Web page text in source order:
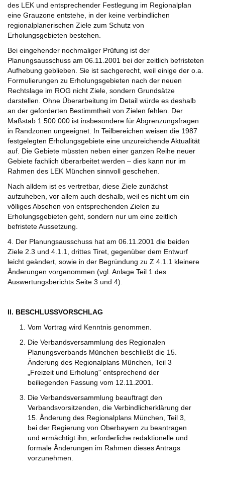
des LEK und entsprechender Festlegung im Regionalplan
eine Grauzone entstehe, in der keine verbindlichen
regionalplanerischen Ziele zum Schutz von
Erholungsgebieten bestehen.
Bei eingehender nochmaliger Prüfung ist der
Planungsausschuss am 06.11.2001 bei der zeitlich befristeten
Aufhebung geblieben. Sie ist sachgerecht, weil einige der o.a.
Formulierungen zu Erholungsgebieten nach der neuen
Rechtslage im ROG nicht Ziele, sondern Grundsätze
darstellen. Ohne Überarbeitung im Detail würde es deshalb
an der geforderten Bestimmtheit von Zielen fehlen. Der
Maßstab 1:500.000 ist insbesondere für Abgrenzungsfragen
in Randzonen ungeeignet. In Teilbereichen weisen die 1987
festgelegten Erholungsgebiete eine unzureichende Aktualität
auf. Die Gebiete müssten neben einer ganzen Reihe neuer
Gebiete fachlich überarbeitet werden – dies kann nur im
Rahmen des LEK München sinnvoll geschehen.
Nach alldem ist es vertretbar, diese Ziele zunächst
aufzuheben, vor allem auch deshalb, weil es nicht um ein
völliges Absehen von entsprechenden Zielen zu
Erholungsgebieten geht, sondern nur um eine zeitlich
befristete Aussetzung.
4. Der Planungsausschuss hat am 06.11.2001 die beiden
Ziele 2.3 und 4.1.1, drittes Tiret, gegenüber dem Entwurf
leicht geändert, sowie in der Begründung zu Z 4.1.1 kleinere
Änderungen vorgenommen (vgl. Anlage Teil 1 des
Auswertungsberichts Seite 3 und 4).
II. BESCHLUSSVORSCHLAG
Vom Vortrag wird Kenntnis genommen.
Die Verbandsversammlung des Regionalen
Planungsverbands München beschließt die 15.
Änderung des Regionalplans München, Teil 3
„Freizeit und Erholung" entsprechend der
beiliegenden Fassung vom 12.11.2001.
Die Verbandsversammlung beauftragt den
Verbandsvorsitzenden, die Verbindlicherklärung der
15. Änderung des Regionalplans München, Teil 3,
bei der Regierung von Oberbayern zu beantragen
und ermächtigt ihn, erforderliche redaktionelle und
formale Änderungen im Rahmen dieses Antrags
vorzunehmen.